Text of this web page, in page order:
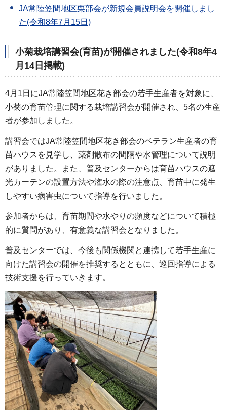
JA常陸笠間地区栗部会が新規会員説明会を開催しまし
た(令和8年7月15日)
小菊栽培講習会(育苗)が開催されました(令和8年4
月14日掲載)
4月1日にJA常陸笠間地区花き部会の若手生産者を対象に、
小菊の育苗管理に関する栽培講習会が開催され、5名の生産
者が参加しました。
講習会ではJA常陸笠間地区花き部会のベテラン生産者の育
苗ハウスを見学し、薬剤散布の間隔や水管理について説明
がありました。また、普及センターからは育苗ハウスの遮
光カーテンの設置方法や潅水の際の注意点、育苗中に発生
しやすい病害虫について指導を行いました。
参加者からは、育苗期間や水やりの頻度などについて積極
的に質問があり、有意義な講習会となりました。
普及センターでは、今後も関係機関と連携して若手生産に
向けた講習会の開催を推奨するとともに、巡回指導による
技術支援を行っていきます。